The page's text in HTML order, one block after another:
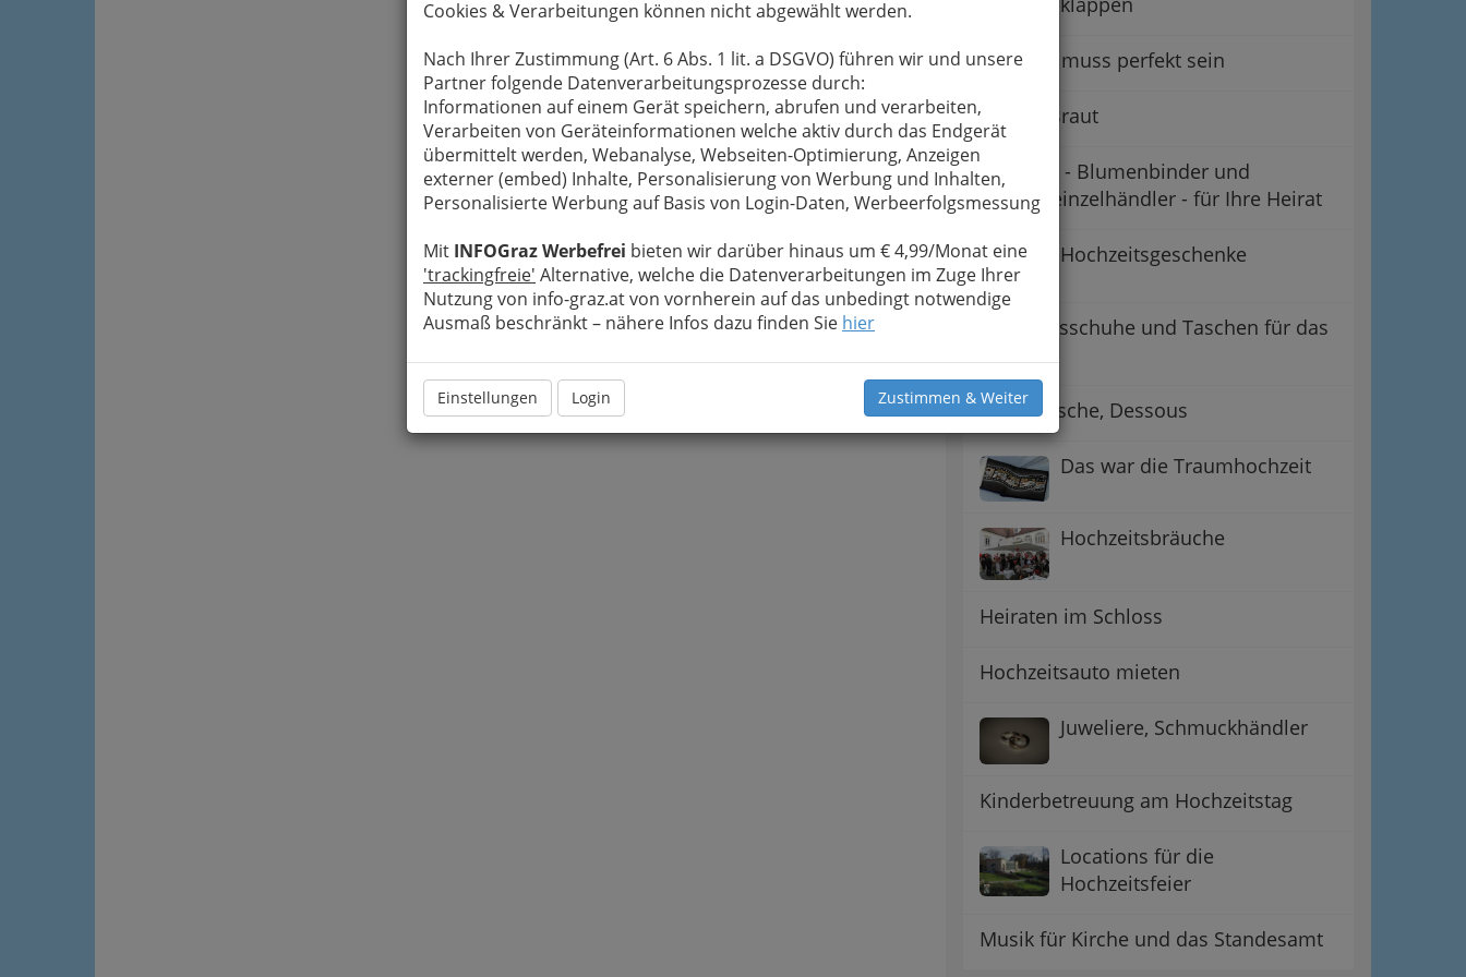
Cookies & Verarbeitungen können nicht abgewählt werden.
Nach Ihrer Zustimmung (Art. 6 Abs. 1 lit. a DSGVO) führen wir und unsere
Partner folgende Datenverarbeitungsprozesse durch:
Informationen auf einem Gerät speichern, abrufen und verarbeiten,
Verarbeiten von Geräteinformationen welche aktiv durch das Endgerät
übermittelt werden, Webanalyse, Webseiten-Optimierung, Anzeigen
externer (embed) Inhalte, Personalisierung von Werbung und Inhalten,
Personalisierte Werbung auf Basis von Login-Daten, Werbeerfolgsmessung
Mit INFOGraz Werbefrei bieten wir darüber hinaus um € 4,99/Monat eine
'trackingfreie' Alternative, welche die Datenverarbeitungen im Zuge Ihrer
Nutzung von info-graz.at von vornherein auf das unbedingt notwendige
Ausmaß beschränkt – nähere Infos dazu finden Sie hier
Einstellungen Login Zustimmen & Weiter
Catering muss perfekt sein
Für die Braut
Floristen - Blumenbinder und
Blumeneinzelhändler - für Ihre Heirat
Hochzeitsgeschenke
Hochzeitsschuhe und Taschen für das
Unterwäsche, Dessous
Das war die Traumhochzeit
Hochzeitsbräuche
Heiraten im Schloss
Hochzeitsauto mieten
Juweliere, Schmuckhändler
Kinderbetreuung am Hochzeitstag
Locations für die
Hochzeitsfeier
Musik für Kirche und das Standesamt